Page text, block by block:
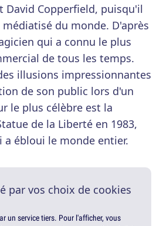
David Copperfield, puisqu'il
du monde. D'après
qui a connu le plus
de tous les temps.
illusions impressionnantes
de son public lors d'un
le plus célèbre est la
de la Liberté en 1983,
a ébloui le monde entier.
par vos choix de cookies
un service tiers. Pour l'afficher, vous